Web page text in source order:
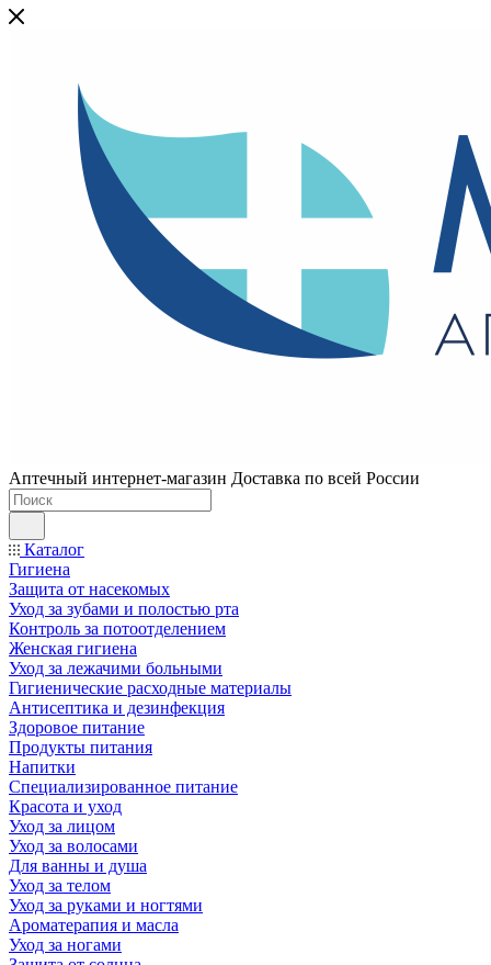
Аптечный интернет-магазин Доставка по всей России
Каталог
Гигиена
Защита от насекомых
Уход за зубами и полостью рта
Контроль за потоотделением
Женская гигиена
Уход за лежачими больными
Гигиенические расходные материалы
Антисептика и дезинфекция
Здоровое питание
Продукты питания
Напитки
Специализированное питание
Красота и уход
Уход за лицом
Уход за волосами
Для ванны и душа
Уход за телом
Уход за руками и ногтями
Ароматерапия и масла
Уход за ногами